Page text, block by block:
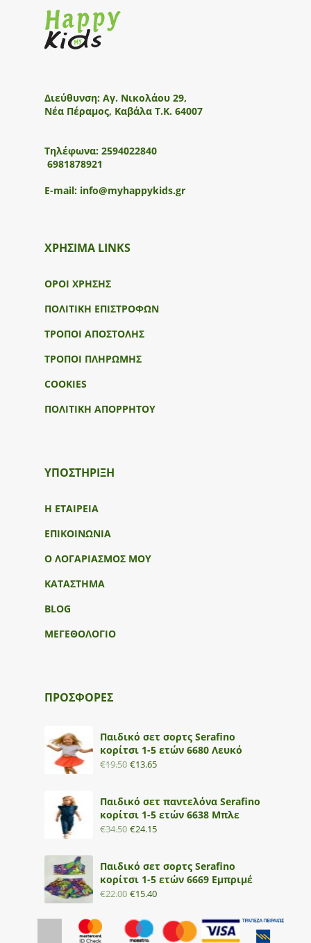
Διεύθυνση: Αγ. Νικολάου 29,
Νέα Πέραμος, Καβάλα Τ.Κ. 64007
Τηλέφωνα: 2594022840
6981878921
E-mail: info@myhappykids.gr
ΧΡΗΣΙΜΑ LINKS
ΟΡΟΙ ΧΡΗΣΗΣ
ΠΟΛΙΤΙΚΗ ΕΠΙΣΤΡΟΦΩΝ
ΤΡΟΠΟΙ ΑΠΟΣΤΟΛΗΣ
ΤΡΟΠΟΙ ΠΛΗΡΩΜΗΣ
COOKIES
ΠΟΛΙΤΙΚΗ ΑΠΟΡΡΗΤΟΥ
ΥΠΟΣΤΉΡΙΞΗ
Η ΕΤΑΙΡΕΙΑ
ΕΠΙΚΟΙΝΩΝΙΑ
Ο ΛΟΓΑΡΙΑΣΜΟΣ ΜΟΥ
ΚΑΤΑΣΤΗΜΑ
BLOG
ΜΕΓΕΘΟΛΟΓΙΟ
ΠΡΟΣΦΟΡΕΣ
Παιδικό σετ σορτς Serafino
κορίτσι 1-5 ετών 6680 Λευκό
€19.50 €13.65
Παιδικό σετ παντελόνα Serafino
κορίτσι 1-5 ετών 6638 Μπλε
€34.50 €24.15
Παιδικό σετ σορτς Serafino
κορίτσι 1-5 ετών 6669 Εμπριμέ
€22.00 €15.40